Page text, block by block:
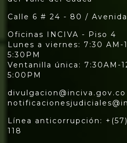
Calle 6 # 24 - 80 /
Oficinas INCIVA - Piso 4
Lunes a viernes: 7:30 AM-
5:30PM
Ventanilla única: 7:30AM-
5:00PM
divulgacion@inciva.gov.co
Línea anticorrupción:
118